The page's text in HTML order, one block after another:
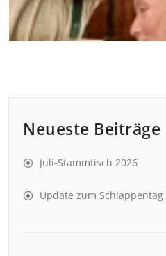
Neueste Beiträge
Juli-Stammtisch 2026
Update zum